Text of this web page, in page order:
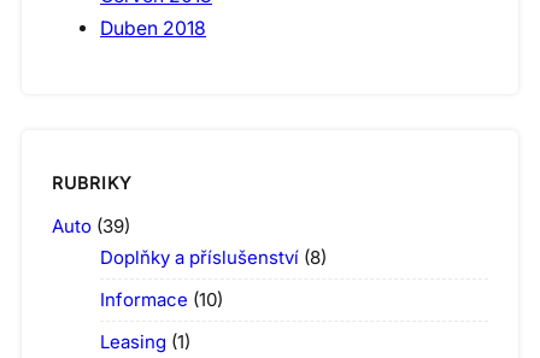
Duben 2018
RUBRIKY
Auto (39)
Doplňky a příslušenství (8)
Informace (10)
Leasing (1)